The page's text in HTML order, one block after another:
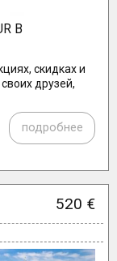
В
скидках и
друзей,
подробнее
520 €